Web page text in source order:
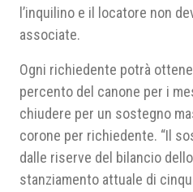
l’inquilino e il locatore non
associate.
Ogni richiedente potrà
percento del canone per i
chiudere per un sostegno
corone per richiedente. “Il
dalle riserve del bilancio
stanziamento attuale di